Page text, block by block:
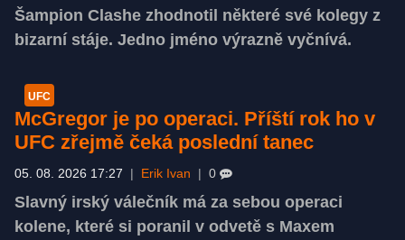
Šampion Clashe zhodnotil některé své kolegy z
bizarní stáje. Jedno jméno výrazně vyčnívá.
UFC
McGregor je po operaci. Příští rok ho v
UFC zřejmě čeká poslední tanec
05. 08. 2026 17:27 Erik Ivan 0
Slavný irský válečník má za sebou operaci
kolene, které si poranil v odvetě s Maxem